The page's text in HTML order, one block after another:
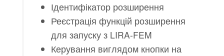
Ідентифікатор розширення
Реєстрація функцій розширення
для запуску з LIRA-FEM
Керування виглядом кнопки на